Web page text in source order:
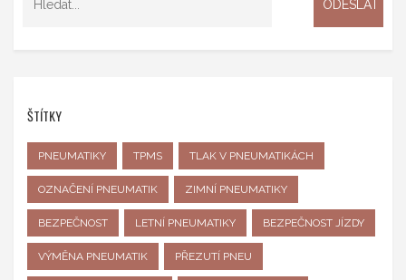
ŠTÍTKY
PNEUMATIKY TPMS TLAK V PNEUMATIKÁCH
OZNAČENÍ PNEUMATIK ZIMNÍ PNEUMATIKY
BEZPEČNOST LETNÍ PNEUMATIKY BEZPEČNOST JÍZDY
VÝMĚNA PNEUMATIK PŘEZUTÍ PNEU